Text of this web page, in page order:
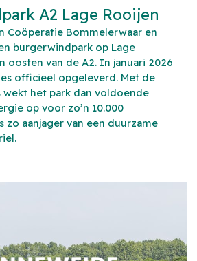
A2 Lage Rooijen
Coöperatie Bommelerwaar en
burgerwindpark op Lage
oosten van de A2. In januari 2026
officieel opgeleverd. Met de
het park dan voldoende
op voor zo’n 10.000
zo aanjager van een duurzame